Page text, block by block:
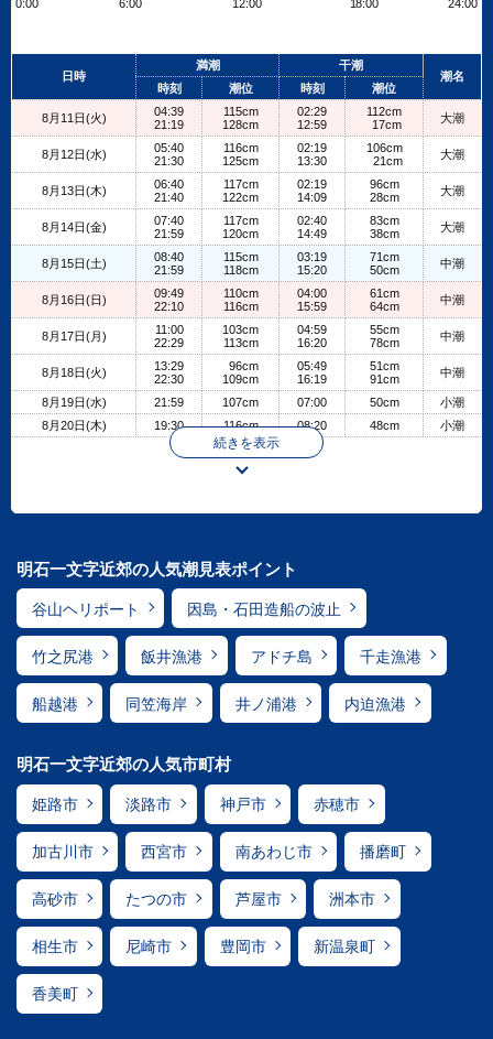
0:00
6:00 12:00 18:00 24:00
+
日時
満潮
干潮
潮名
時刻
潮位 時刻 潮位
8月11日(火)
04:39
21:19
115cm
128cm
02:29
12:59
112cm
17cm
大潮
8月12日(水)
05:40
21:30
116cm
125cm
02:19
13:30
106cm
21cm
大潮
8月13日(木)
06:40
21:40
117cm
122cm
02:19
14:09
96cm
28cm
大潮
8月14日(金)
07:40
21:59
117cm
120cm
02:40
14:49
83cm
38cm
大潮
8月15日(土)
08:40
21:59
115cm
118cm
03:19
15:20
71cm
50cm
中潮
8月16日(日)
09:49
22:10
110cm
116cm
04:00
15:59
61cm
64cm
中潮
8月17日(月)
11:00
22:29
103cm
113cm
04:59
16:20
55cm
78cm
中潮
8月18日(火)
13:29
22:30
96cm
109cm
05:49
16:19
51cm
91cm
中潮
8月19日(水) 21:59 107cm 07:00 50cm
小潮
8月20日(木)
19:30 116cm 08:20 48cm 小潮
続きを表示
明石一文字近郊の人気潮見表ポイント
谷山ヘリポート 因島・石田造船の波止
竹之尻港 飯井漁港 アドチ島 千走漁港
船越港 同笠海岸 井ノ浦港 内迫漁港
明石一文字近郊の人気市町村
姫路市 淡路市 神戸市 赤穂市
加古川市 西宮市 南あわじ市 播磨町
高砂市 たつの市 芦屋市 洲本市
相生市 尼崎市 豊岡市 新温泉町
香美町